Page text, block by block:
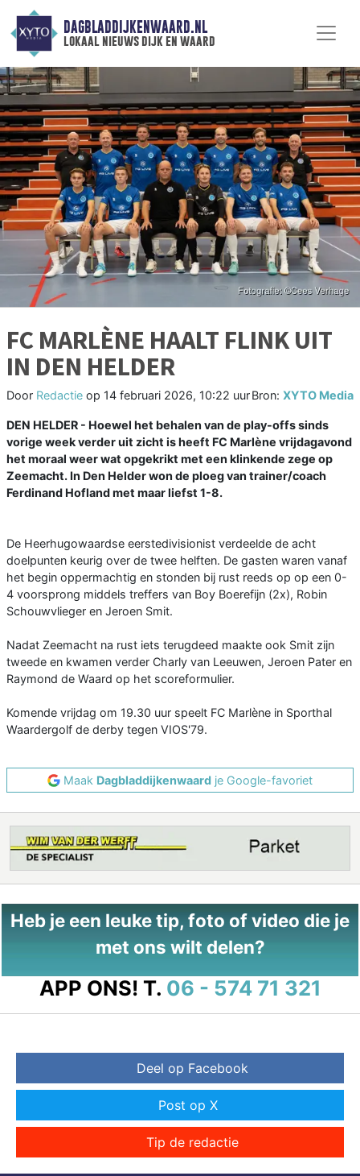
DAGBLADDIJKENWAARD.NL
lokaal nieuws dijk en waard
FC MARLÈNE HAALT FLINK UIT
IN DEN HELDER
Door Redactie op 14 februari 2026, 10:22 uurBron: XYTO Media
DEN HELDER - Hoewel het behalen van de play-offs sinds
vorige week verder uit zicht is heeft FC Marlène vrijdagavond
het moraal weer wat opgekrikt met een klinkende zege op
Zeemacht. In Den Helder won de ploeg van trainer/coach
Ferdinand Hofland met maar liefst 1-8.
De Heerhugowaardse eerstedivisionist verdeelde de acht
doelpunten keurig over de twee helften. De gasten waren vanaf
het begin oppermachtig en stonden bij rust reeds op op een 0-
4 voorsprong middels treffers van Boy Boerefijn (2x), Robin
Schouwvlieger en Jeroen Smit.
Nadat Zeemacht na rust iets terugdeed maakte ook Smit zijn
tweede en kwamen verder Charly van Leeuwen, Jeroen Pater en
Raymond de Waard op het scoreformulier.
Komende vrijdag om 19.30 uur speelt FC Marlène in Sporthal
Waardergolf de derby tegen VIOS'79.
Maak Dagbladdijkenwaard je Google-favoriet
Heb je een leuke tip, foto of video die je
met ons wilt delen?
APP ONS! T. 06 - 574 71 321
Deel op Facebook
Post op X
Tip de redactie